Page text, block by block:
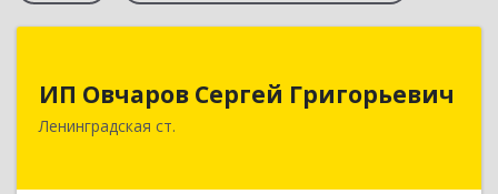
ИП Овчаров Сергей Григорьевич
Ленинградская ст.
353740, Краснодарский край, Ленинградский р-
н, Ленинградская ст-ца, Космонавтов ул, дом